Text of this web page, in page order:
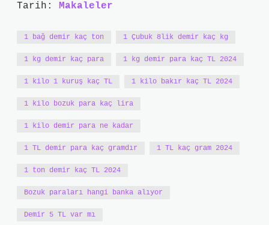
Tarih: Makaleler
1 bağ demir kaç ton 1 Çubuk 8lik demir kaç kg
1 kg demir kaç para 1 kg demir para kaç TL 2024
1 kilo 1 kuruş kaç TL 1 kilo bakır kaç TL 2024
1 kilo bozuk para kaç lira
1 kilo demir para ne kadar
1 TL demir para kaç gramdır 1 TL kaç gram 2024
1 ton demir kaç TL 2024
Bozuk paraları hangi banka alıyor
Demir 5 TL var mı